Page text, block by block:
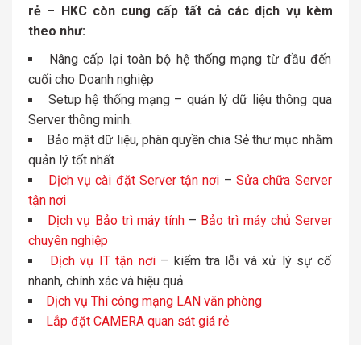
rẻ – HKC còn cung cấp tất cả các dịch vụ kèm
theo như:
Nâng cấp lại toàn bộ hệ thống mạng từ đầu đến
cuối cho Doanh nghiệp
Setup hệ thống mạng – quản lý dữ liệu thông qua
Server thông minh.
Bảo mật dữ liệu, phân quyền chia Sẻ thư mục nhằm
quản lý tốt nhất
Dịch vụ cài đặt Server tận nơi –Sửa chữa Server
tận nơi
Dịch vụ Bảo trì máy tính – Bảo trì máy chủ Server
chuyên nghiệp
Dịch vụ IT tận nơi – kiểm tra lỗi và xử lý sự cố
nhanh, chính xác và hiệu quả.
Dịch vụ Thi công mạng LAN văn phòng
Lắp đặt CAMERA quan sát giá rẻ